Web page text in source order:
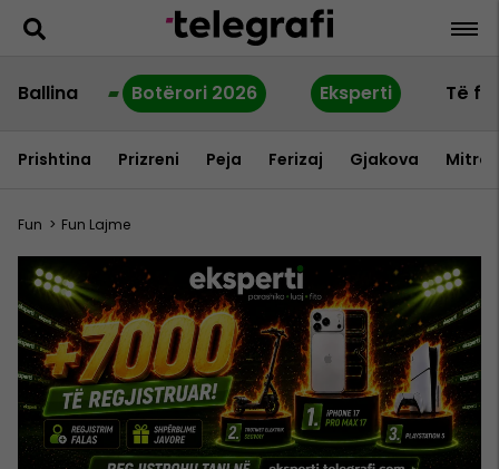
Ballina Botërori 2026 Eksperti Të
Prishtina Prizreni Peja Ferizaj Gjakova
Fun > Fun Lajme